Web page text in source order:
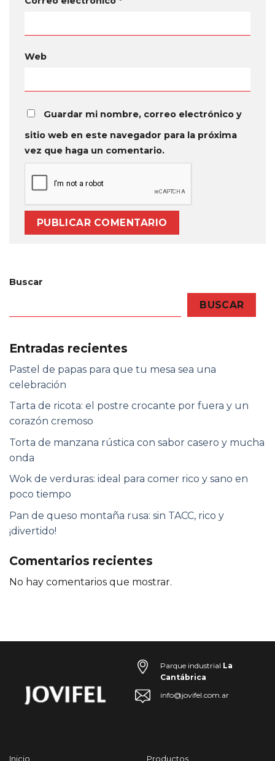
Web
Guardar mi nombre, correo electrónico y
sitio web en este navegador para la próxima
vez que haga un comentario.
Buscar
BUSCAR
Entradas recientes
Pastel de papas para que tu mesa sea una
celebración
Tarta de ricota: el postre crocante por fuera y un
corazón cremoso
Torta de manzana rústica con sabor casero y mucha
onda
Wok de verduras: ideal para comer rico y sano en
poco tiempo
Pan de queso montaña rusa: sin TACC, rico y
¡divertido!
Comentarios recientes
No hay comentarios que mostrar.
Parque industrial La
Cantábrica
info@jovifel.com.ar
Inicio Productos